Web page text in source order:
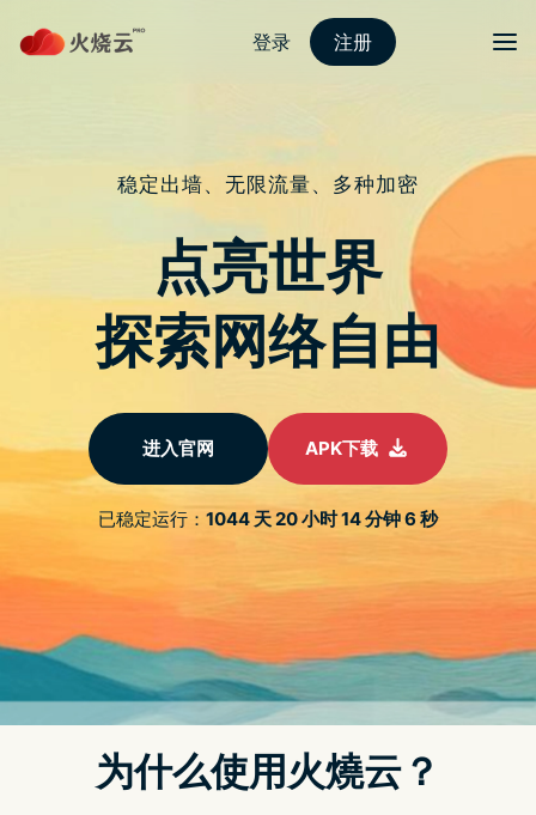
Menu
iOS 16.1 支援初代 AirPods Pro 使用自
Posted on2022 年 10 月 4 日by
strongvpn如何付款